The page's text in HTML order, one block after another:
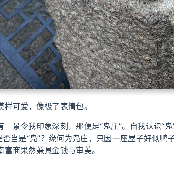
样可爱，像极了表情包。
一景令我印象深刻，那便是“凫庄”。自我认识“
否当是“凫”？缘何为凫庄，只因一座屋子好似鸭
富商果然兼具金钱与审美。